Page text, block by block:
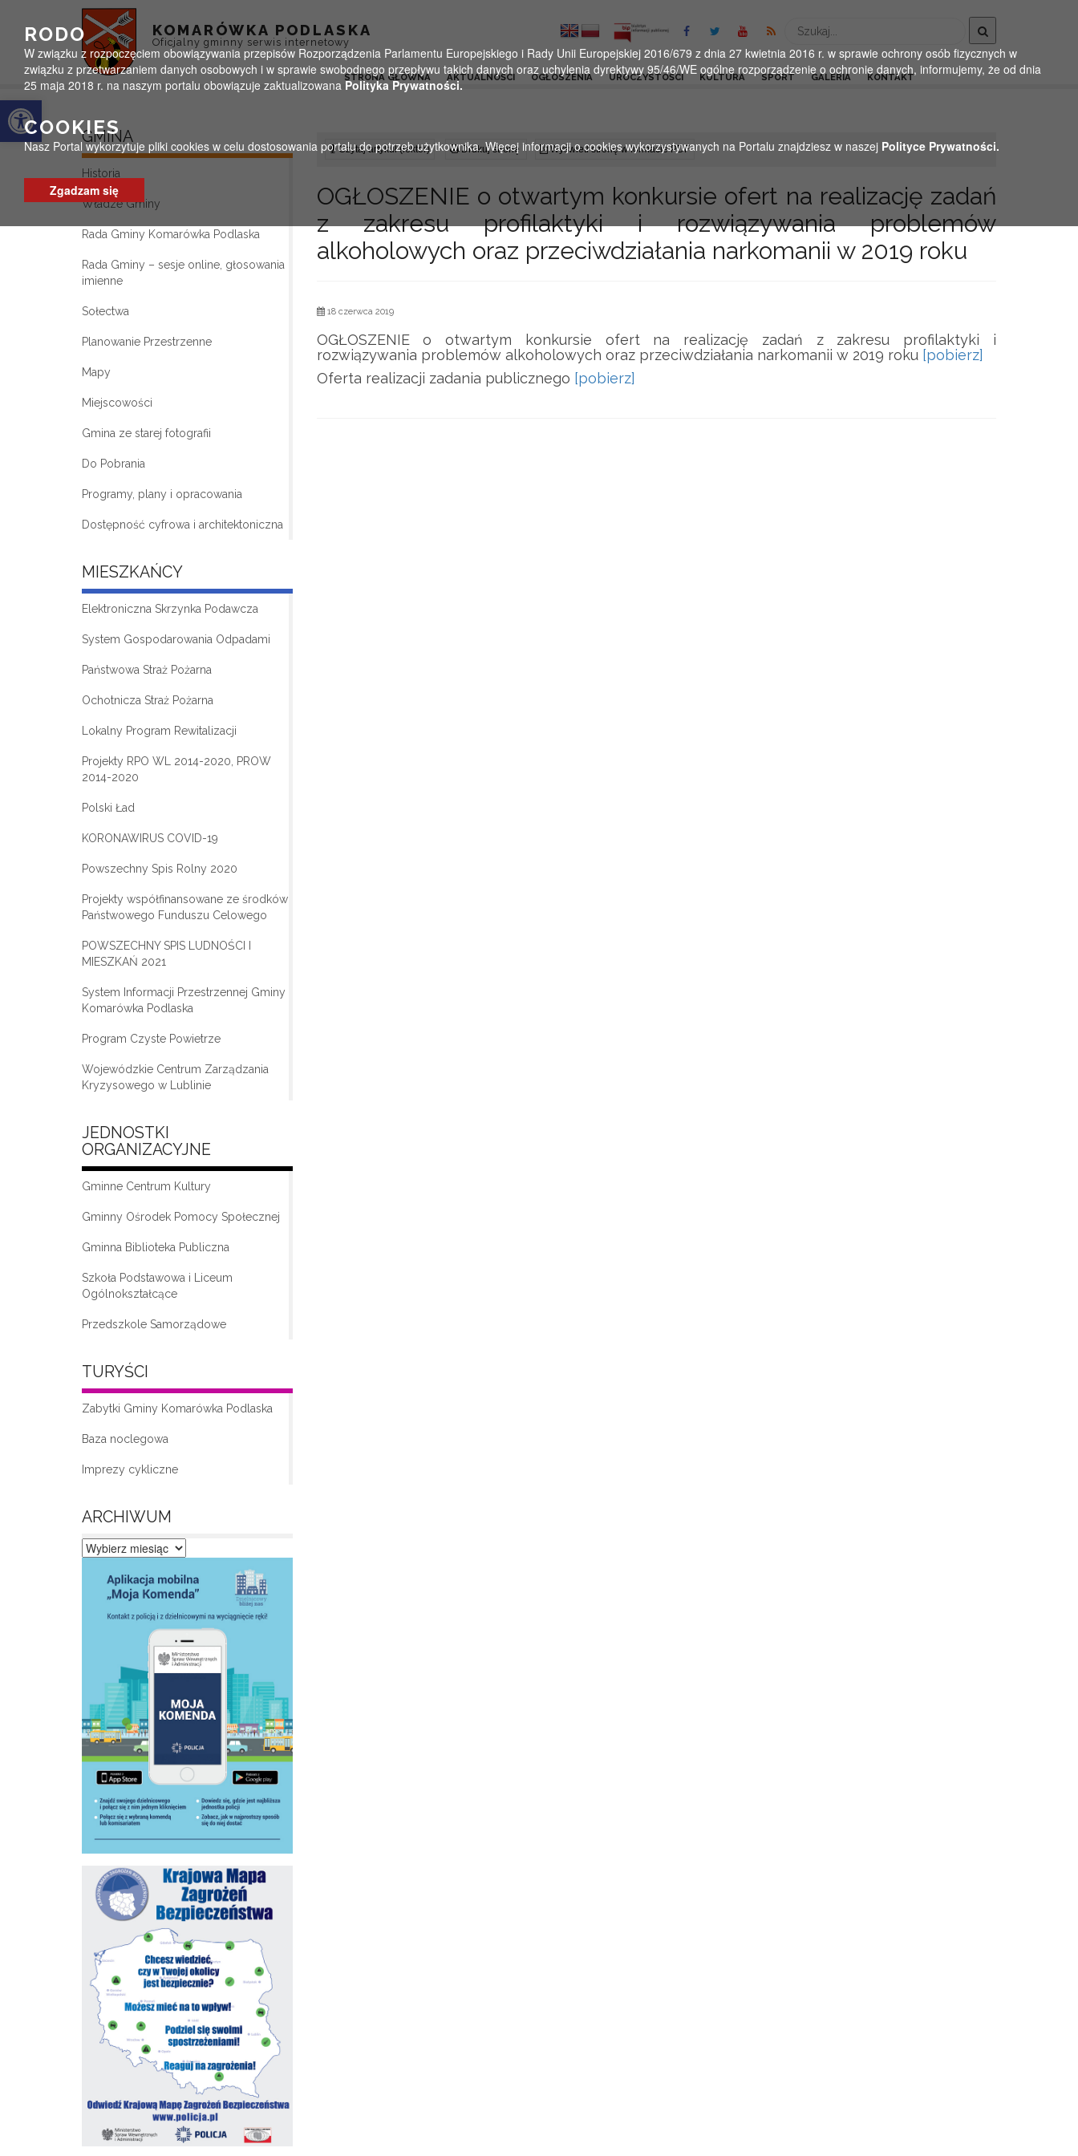
Otwórz pasek narzędzi
KOMARÓWKA PODLASKA
Oficjalny gminny serwis internetowy
Wyszukaj
STRONA GŁÓWNA AKTUALNOŚCI OGŁOSZENIA UROCZYSTOŚCI KULTURA SPORT GALERIA KONTAKT
GMINA
Historia
Władze Gminy
Rada Gminy Komarówka Podlaska
Rada Gminy – sesje online, głosowania
imienne
Sołectwa
Planowanie Przestrzenne
Mapy
Miejscowości
Gmina ze starej fotografii
Do Pobrania
Programy, plany i opracowania
Dostępność cyfrowa i architektoniczna
MIESZKAŃCY
Elektroniczna Skrzynka Podawcza
System Gospodarowania Odpadami
Państwowa Straż Pożarna
Ochotnicza Straż Pożarna
Lokalny Program Rewitalizacji
Projekty RPO WL 2014-2020, PROW
2014-2020
Polski Ład
KORONAWIRUS COVID-19
Powszechny Spis Rolny 2020
Projekty współfinansowane ze środków
Państwowego Funduszu Celowego
POWSZECHNY SPIS LUDNOŚCI I
MIESZKAŃ 2021
System Informacji Przestrzennej Gminy
Komarówka Podlaska
Program Czyste Powietrze
Wojewódzkie Centrum Zarządzania
Kryzysowego w Lublinie
JEDNOSTKI
ORGANIZACYJNE
Gminne Centrum Kultury
Gminny Ośrodek Pomocy Społecznej
„Moda na seniora – klub seniora w
Gminna Biblioteka Publiczna
Szkoła Podstawowa i Liceum
Ogólnokształcące
Przedszkole Samorządowe
TURYŚCI
Zabytki Gminy Komarówka Podlaska
Baza noclegowa
Imprezy cykliczne
ARCHIWUM
Archiwum
Czytaj artykuł (lektor) Drukuj stronę Wyświetl stronę w formacie PDF
OGŁOSZENIE o otwartym konkursie ofert na realizację zadań
z zakresu profilaktyki i rozwiązywania problemów
alkoholowych oraz przeciwdziałania narkomanii w 2019 roku
18 czerwca 2019
OGŁOSZENIE o otwartym konkursie ofert na realizację zadań z zakresu profilaktyki i
rozwiązywania problemów alkoholowych oraz przeciwdziałania narkomanii w 2019 roku [pobierz]
Oferta realizacji zadania publicznego [pobierz]
RODO
W związku z rozpoczęciem obowiązywania przepisów Rozporządzenia Parlamentu Europejskiego i Rady Unii Europejskiej 2016/679 z dnia 27 kwietnia 2016 r. w sprawie ochrony osób fizycznych w
związku z przetwarzaniem danych osobowych i w sprawie swobodnego przepływu takich danych oraz uchylenia dyrektywy 95/46/WE ogólne rozporządzenie o ochronie danych, informujemy, że od dnia
25 maja 2018 r. na naszym portalu obowiązuje zaktualizowana Polityka Prywatności.
COOKIES
Nasz Portal wykorzytuje pliki cookies w celu dostosowania portalu do potrzeb użytkownika. Więcej informacji o cookies wykorzystywanych na Portalu znajdziesz w naszej Polityce Prywatności.
Zgadzam się